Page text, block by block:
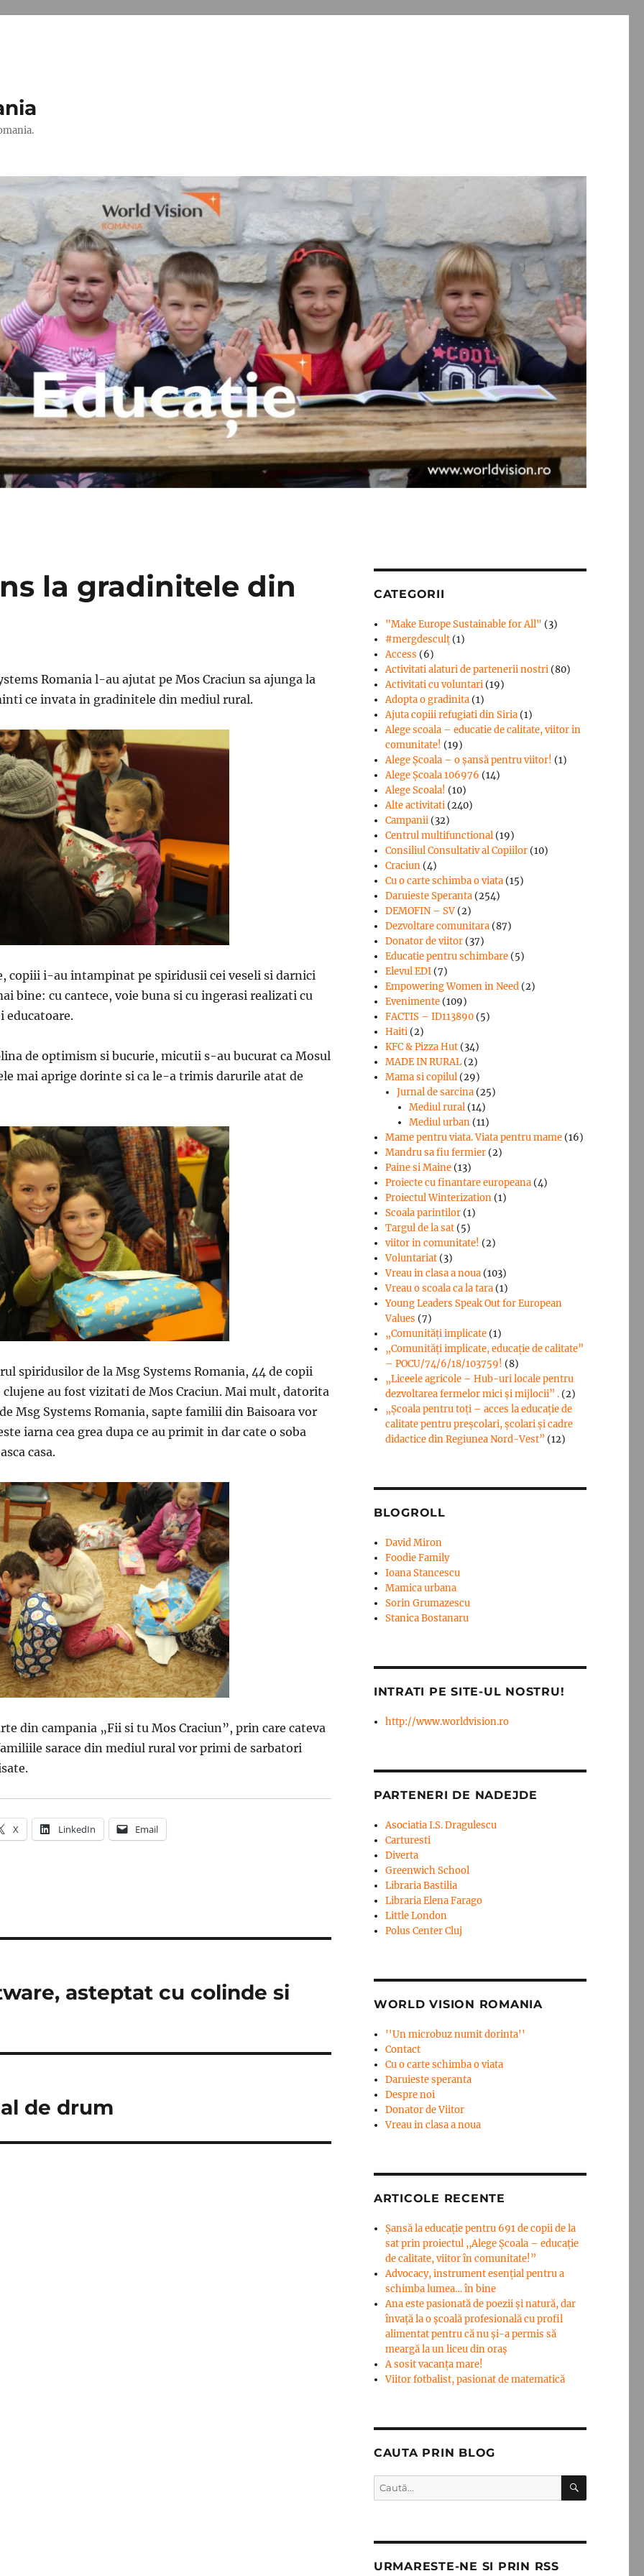
la gradinitele din
Romania l-au ajutat pe Mos Craciun sa ajunga la
ce invata in gradinitele din mediul rural.
copiii i-au intampinat pe spiridusii cei veseli si darnici
bine: cu cantece, voie buna si cu ingerasi realizati cu
educatoare.
de optimism si bucurie, micutii s-au bucurat ca Mosul
mai aprige dorinte si ca le-a trimis darurile atat de
spiridusilor de la Msg Systems Romania, 44 de copii
au fost vizitati de Mos Craciun. Mai mult, datorita
Msg Systems Romania, sapte familii din Baisoara vor
iarna cea grea dupa ce au primit in dar cate o soba
casa.
din campania „Fii si tu Mos Craciun”, prin care cateva
sarace din mediul rural vor primi de sarbatori
X LinkedIn Email
asteptat cu colinde si
de drum
CATEGORII
"Make Europe Sustainable for All" (3)
#mergdesculţ (1)
Access (6)
Activitati alaturi de partenerii nostri (80)
Activitati cu voluntari (19)
Adopta o gradinita (1)
Ajuta copiii refugiati din Siria (1)
Alege scoala – educatie de calitate, viitor in
comunitate! (19)
Alege Şcoala – o şansă pentru viitor! (1)
Alege Școala 106976 (14)
Alege Scoala! (10)
Alte activitati (240)
Campanii (32)
Centrul multifunctional (19)
Consiliul Consultativ al Copiilor (10)
Craciun (4)
Cu o carte schimba o viata (15)
Daruieste Speranta (254)
DEMOFIN – SV (2)
Dezvoltare comunitara (87)
Donator de viitor (37)
Educatie pentru schimbare (5)
Elevul EDI (7)
Empowering Women in Need (2)
Evenimente (109)
FACTIS – ID113890 (5)
Haiti (2)
KFC & Pizza Hut (34)
MADE IN RURAL (2)
Mama si copilul (29)
Jurnal de sarcina (25)
Mediul rural(14)
Mediul urban(11)
Mame pentru viata. Viata pentru mame (16)
Mandru sa fiu fermier (2)
Paine si Maine (13)
Proiecte cu finantare europeana (4)
Proiectul Winterization (1)
Scoala parintilor (1)
Targul de la sat (5)
viitor in comunitate! (2)
Voluntariat (3)
Vreau in clasa a noua (103)
Vreau o scoala ca la tara (1)
Young Leaders Speak Out for European
Values (7)
„Comunități implicate (1)
„Comunități implicate, educație de calitate”
– POCU/74/6/18/103759! (8)
„Liceele agricole – Hub-uri locale pentru
dezvoltarea fermelor mici şi mijlocii” . (2)
„Școala pentru toți – acces la educație de
calitate pentru preșcolari, școlari și cadre
didactice din Regiunea Nord-Vest” (12)
BLOGROLL
David Miron
Foodie Family
Ioana Stancescu
Mamica urbana
Sorin Grumazescu
Stanica Bostanaru
INTRATI PE SITE-UL NOSTRU!
http://www.worldvision.ro
PARTENERI DE NADEJDE
Asociatia I.S. Dragulescu
Carturesti
Diverta
Greenwich School
Libraria Bastilia
Libraria Elena Farago
Little London
Polus Center Cluj
WORLD VISION ROMANIA
''Un microbuz numit dorinta''
Contact
Cu o carte schimba o viata
Daruieste speranta
Despre noi
Donator de Viitor
Vreau in clasa a noua
ARTICOLE RECENTE
Șansă la educație pentru 691 de copii de la
sat prin proiectul ,,Alege Școala – educație
de calitate, viitor în comunitate!”
Advocacy, instrument esenţial pentru a
schimba lumea… în bine
Ana este pasionată de poezii și natură, dar
învață la o școală profesională cu profil
alimentat pentru că nu și-a permis să
meargă la un liceu din oraș
A sosit vacanța mare!
Viitor fotbalist, pasionat de matematică
CAUTA PRIN BLOG
Caută
după:
CĂUTARE
URMARESTE-NE SI PRIN RSS